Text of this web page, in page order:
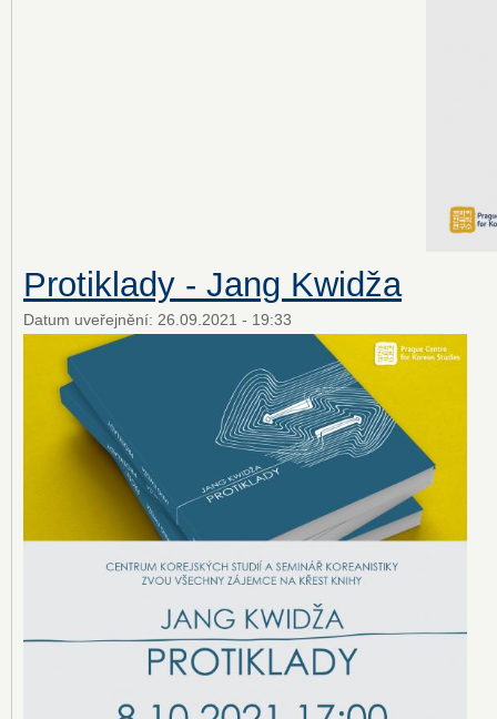
Protiklady - Jang Kwidža
Datum uveřejnění: 26.09.2021 - 19:33